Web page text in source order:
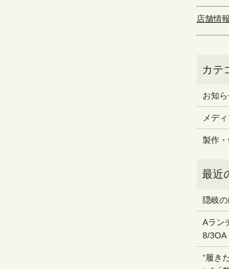
店舗情報
お知
メデ
製作・
隠岐
Aラン
8/3OA
“履き